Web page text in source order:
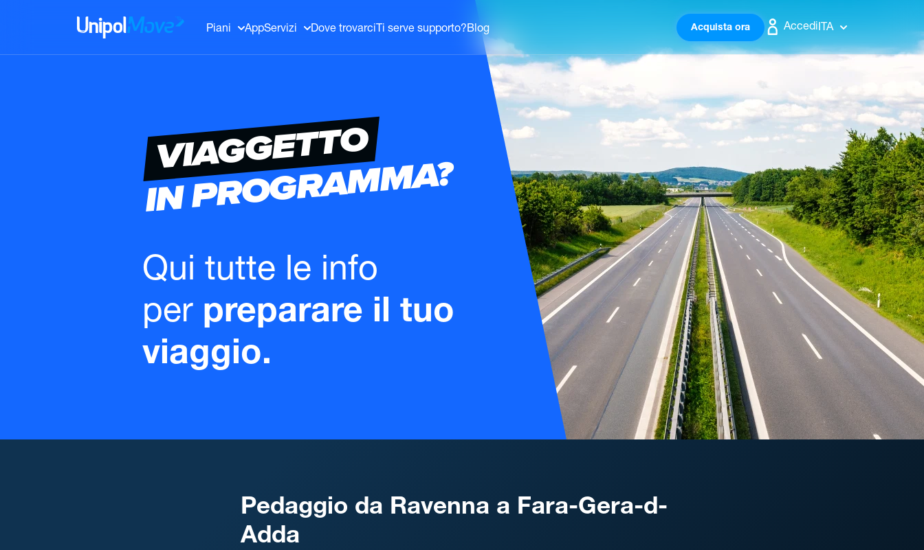
UnipolMove Piani AppServizi Dove trovarci Ti serve supporto?Blog Acquista ora AccediITA
VIAGGETTO
IN PROGRAMMA?
Qui tutte le info
per preparare il tuo
viaggio.
Pedaggio da Ravenna a Fara-Gera-d-
Adda